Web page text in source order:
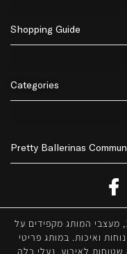
Shopping Guide
Categories
Pretty Ballerinas
מותג Pretty Ballerinas הוקם בשנת 1918, מעצבי המותג מקפידים על
ואיכות. במותג פריטי
שטוחות לאירוע, נעלי כלה